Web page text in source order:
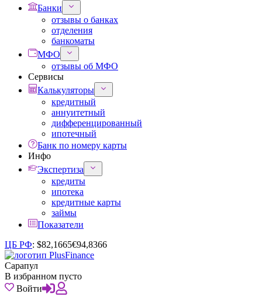
Банки
отзывы о банках
отделения
банкоматы
МФО
отзывы об МФО
Сервисы
Калькуляторы
кредитный
аннуитетный
дифференцированный
ипотечный
Банк по номеру карты
Инфо
Экспертиза
кредиты
ипотека
кредитные карты
займы
Показатели
ЦБ РФ: $82,1665€94,8366
Сарапул
В избранном пусто
Войти